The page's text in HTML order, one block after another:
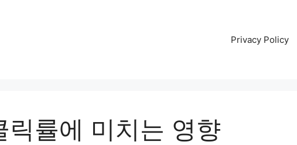
Privacy Policy
률에 미치는 영향